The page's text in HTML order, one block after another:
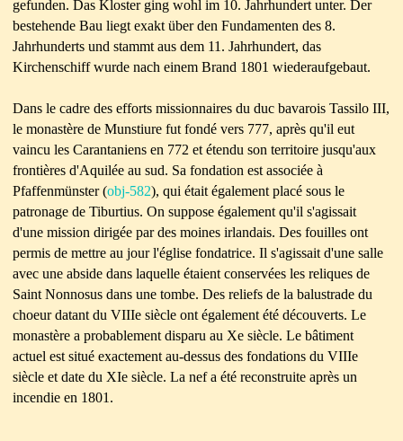
gefunden. Das Kloster ging wohl im 10. Jahrhundert unter. Der
bestehende Bau liegt exakt über den Fundamenten des 8.
Jahrhunderts und stammt aus dem 11. Jahrhundert, das
Kirchenschiff wurde nach einem Brand 1801 wiederaufgebaut.
Dans le cadre des efforts missionnaires du duc bavarois Tassilo III,
le monastère de Munstiure fut fondé vers 777, après qu'il eut
vaincu les Carantaniens en 772 et étendu son territoire jusqu'aux
frontières d'Aquilée au sud. Sa fondation est associée à
Pfaffenmünster (obj-582), qui était également placé sous le
patronage de Tiburtius. On suppose également qu'il s'agissait
d'une mission dirigée par des moines irlandais. Des fouilles ont
permis de mettre au jour l'église fondatrice. Il s'agissait d'une salle
avec une abside dans laquelle étaient conservées les reliques de
Saint Nonnosus dans une tombe. Des reliefs de la balustrade du
choeur datant du VIIIe siècle ont également été découverts. Le
monastère a probablement disparu au Xe siècle. Le bâtiment
actuel est situé exactement au-dessus des fondations du VIIIe
siècle et date du XIe siècle. La nef a été reconstruite après un
incendie en 1801.